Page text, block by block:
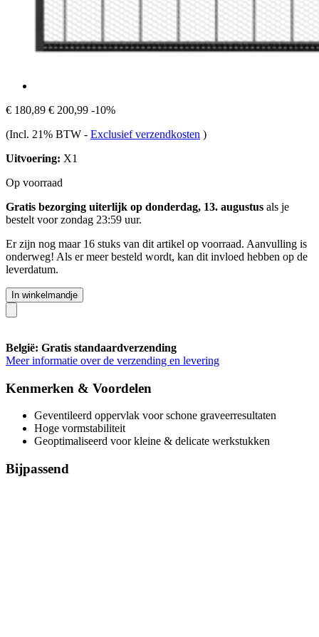
€ 180,89 € 200,99 -10%
(Incl. 21% BTW - Exclusief verzendkosten )
Uitvoering: X1
Op voorraad
Gratis bezorging uiterlijk op donderdag, 13. augustus als je
bestelt voorzondag 23:59 uur.
Er zijn nog maar 16 stuks van dit artikel op voorraad. Aanvulling is
onderweg! Als er meer besteld wordt, kan dit invloed hebben op de
leverdatum.
In winkelmandje
België: Gratis standaardverzending
Meer informatie over de verzending en levering
Kenmerken & Voordelen
Geventileerd oppervlak voor schone graveerresultaten
Hoge vormstabiliteit
Geoptimaliseerd voor kleine & delicate werkstukken
Bijpassend